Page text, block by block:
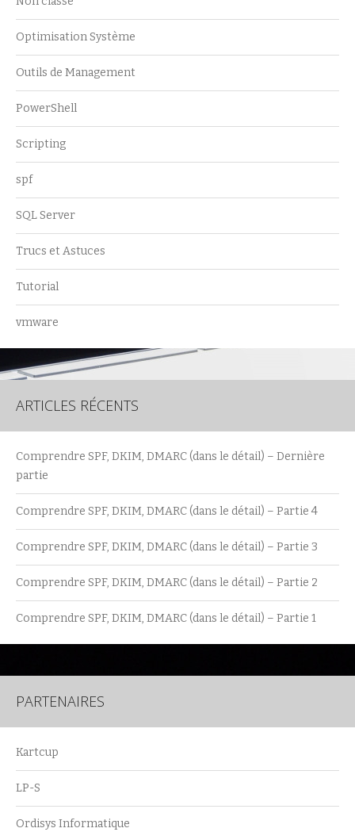
Optimisation Système
Outils de Management
PowerShell
Scripting
spf
SQL Server
Trucs et Astuces
Tutorial
vmware
ARTICLES RÉCENTS
Comprendre SPF, DKIM, DMARC (dans le détail) – Dernière
partie
Comprendre SPF, DKIM, DMARC (dans le détail) – Partie 4
Comprendre SPF, DKIM, DMARC (dans le détail) – Partie 3
Comprendre SPF, DKIM, DMARC (dans le détail) – Partie 2
Comprendre SPF, DKIM, DMARC (dans le détail) – Partie 1
PARTENAIRES
Kartcup
LP-S
Ordisys Informatique